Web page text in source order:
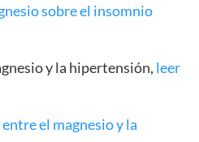
sobre el insomnio
y la hipertensión, leer
el magnesio y la